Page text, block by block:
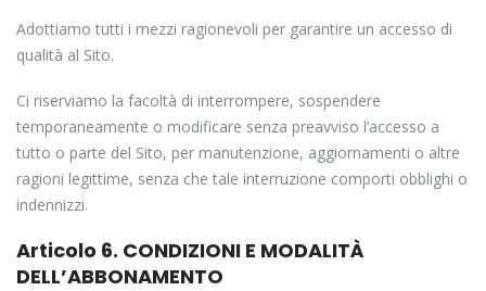
Adottiamo tutti i mezzi ragionevoli per garantire un accesso di
qualità al Sito.
Ci riserviamo la facoltà di interrompere, sospendere
temporaneamente o modificare senza preavviso l’accesso a
tutto o parte del Sito, per manutenzione, aggiornamenti o altre
ragioni legittime, senza che tale interruzione comporti obblighi o
indennizzi.
Articolo 6. CONDIZIONI E MODALITÀ
DELL’ABBONAMENTO